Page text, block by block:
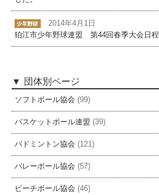
2014年4月1日
狛江市少年野球連盟 第44回春季大会日程
団体別ページ
ソフトボール協会 (99)
バスケットボール連盟 (39)
バドミントン協会 (121)
バレーボール協会 (57)
ビーチボール協会 (46)